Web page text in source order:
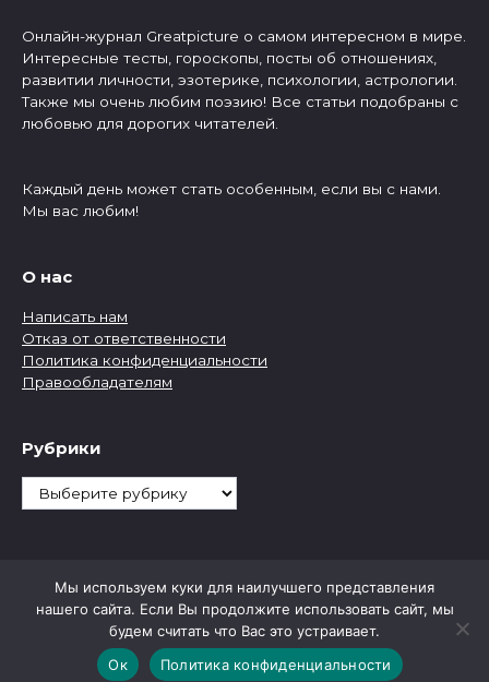
Онлайн-журнал Greatpicture о самом интересном в мире.
Интересные тесты, гороскопы, посты об отношениях,
развитии личности, эзотерике, психологии, астрологии.
Также мы очень любим поэзию! Все статьи подобраны с
любовью для дорогих читателей.
Каждый день может стать особенным, если вы с нами.
Мы вас любим!
О нас
Написать нам
Отказ от ответственности
Политика конфиденциальности
Правообладателям
Рубрики
Рубрики
Мы используем куки для наилучшего представления
нашего сайта. Если Вы продолжите использовать сайт, мы
будем считать что Вас это устраивает.
Ок
Политика конфиденциальности